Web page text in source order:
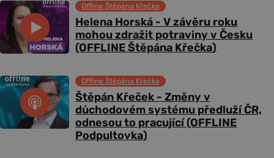
Helena Horská - V závěru roku
mohou zdražit potraviny v Česku
(OFFLINE Štěpána Křečka)
Offline Štěpána Křečka
Štěpán Křeček - Změny v
důchodovém systému předluží ČR,
odnesou to pracující (OFFLINE
Podpultovka)
Offline Štěpána Křečka